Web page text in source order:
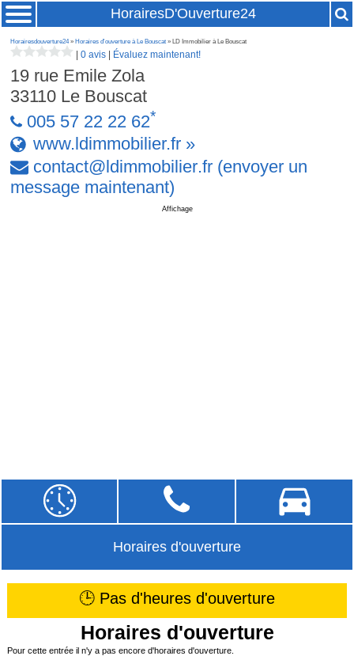
HorairesD'Ouverture24
Horairesdouverture24» Horaires d'ouverture à Le Bouscat » LD Immobilier à Le Bouscat
|0 avis Évaluez maintenant!
19 rue Emile Zola
33110 Le Bouscat
005 57 22 22 62*
www.ldimmobilier.fr »
contact@ldimmobilier.fr (envoyer un
message maintenant)
Affichage
Horaires d'ouverture
🕒 Pas d'heures d'ouverture
Horaires d'ouverture
Pour cette entrée il n'y a pas encore d'horaires d'ouverture.